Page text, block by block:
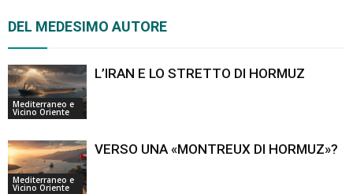
DEL MEDESIMO AUTORE
Mediterraneo e
Vicino Oriente
L’IRAN E LO STRETTO DI HORMUZ
Mediterraneo e
Vicino Oriente
VERSO UNA «MONTREUX DI HORMUZ»?